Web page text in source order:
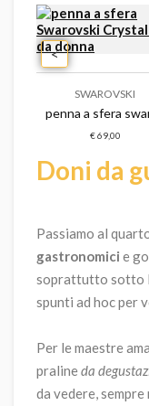
crystalline da donna
SWAROVSKI
penna a sfera
€ 69,00
<
Doni da
Passiamo al
gastronomici e
soprattutto sotto
spunti ad hoc per
Per le maestre
pralineda
da vedere,